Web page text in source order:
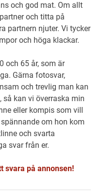
och god mat. Om allt
och titta på
partnern njuter. Vi tycker
och höga klackar.
och 65 år, som är
Gärna fotosvar,
och trevlig man kan
kan vi överraska min
eller kompis som vill
om hon kom
och svarta
svar från er.
svara på annonsen!